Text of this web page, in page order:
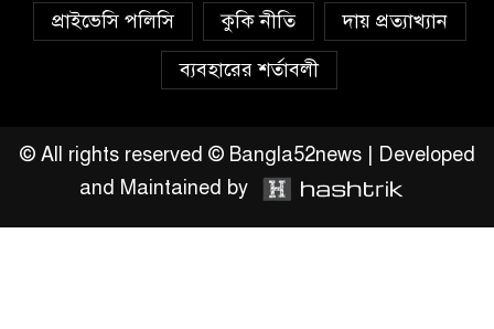
জড়িয়ে পড়ছে স্থানীয় বিকাশ এজেন্ট;
ক্ষুব্ধ এলাকাবাসী।।
জিয়ানগরের বলেশ্বর নদীতে যৌথ
প্রাইভেসি পলিসি
কুকি নীতি
দায় প্রত্যাখ্যান
ব্যবহারের শর্তাবলী
© All rights reserved © Bangla52news | Developed
and Maintained by